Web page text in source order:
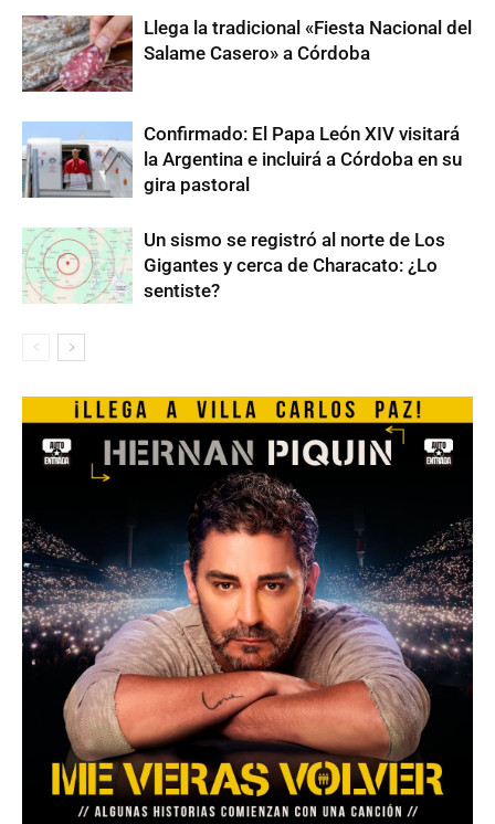
Llega la tradicional «Fiesta Nacional del
Salame Casero» a Córdoba
Confirmado: El Papa León XIV visitará
la Argentina e incluirá a Córdoba en su
gira pastoral
Un sismo se registró al norte de Los
Gigantes y cerca de Characato: ¿Lo
sentiste?